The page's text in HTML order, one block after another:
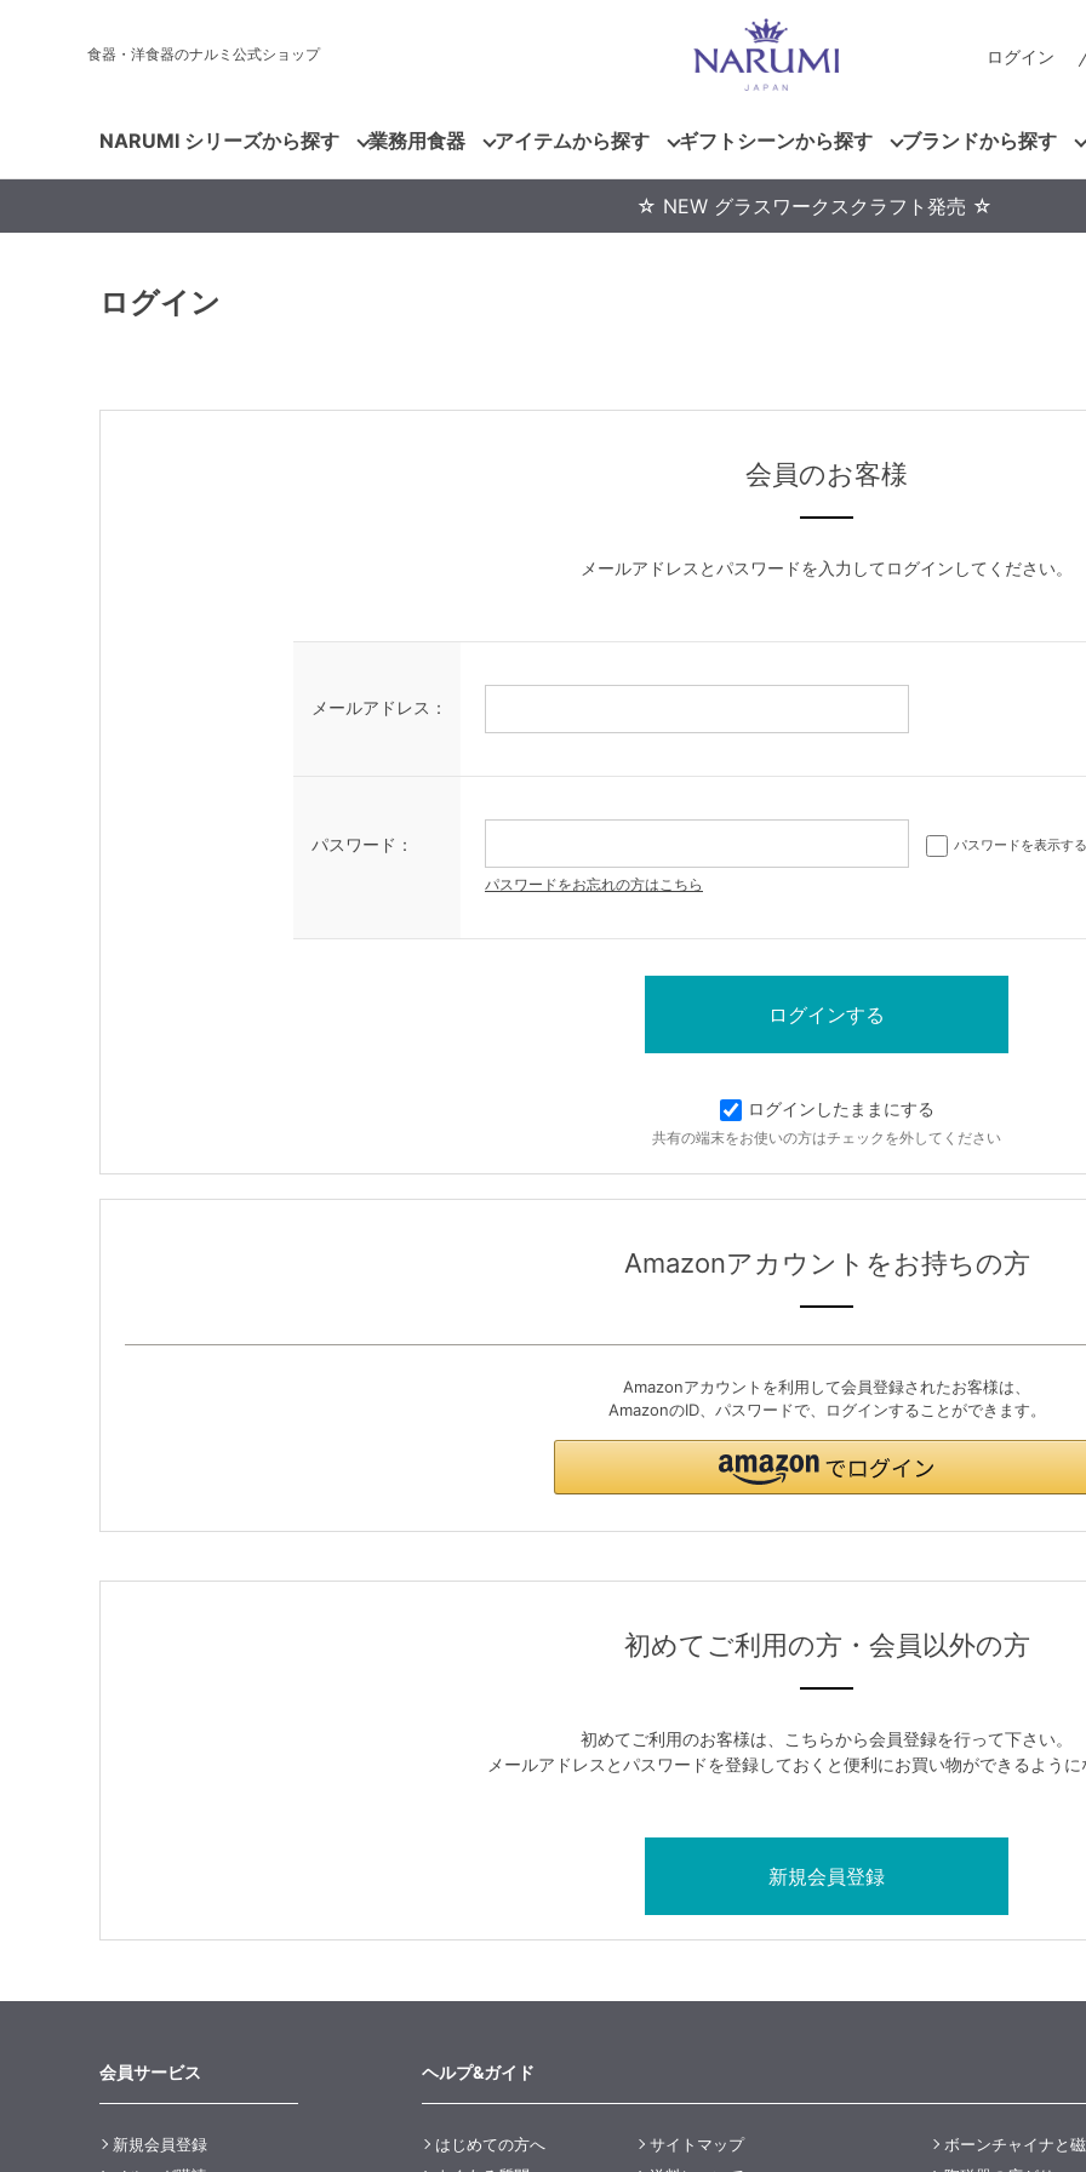
食器・洋食器のナルミ公式ショップ ログイン
NARUMI シリーズから探す 業務用食器 アイテムから探す ギフトシーンから探す ブランドから探す
☆ NEW グラスワークスクラフト発売 ☆
ログイン
会員のお客様
メールアドレスとパスワードを入力してログインしてください。
メールアドレス：
パスワード： パスワードを表示する
パスワードをお忘れの方はこちら
ログインしたままにする
共有の端末をお使いの方はチェックを外してください
Amazonアカウントをお持ちの方
Amazonアカウントを利用して会員登録されたお客様は、
AmazonのID、パスワードで、ログインすることができます。
初めてご利用の方・会員以外の方
初めてご利用のお客様は、こちらから会員登録を行って下さい。
メールアドレスとパスワードを登録しておくと便利にお買い物ができるよう
会員サービス
新規会員登録
ヘルプ&ガイド
はじめての方へ
サイトマップ
ボーンチャイナと